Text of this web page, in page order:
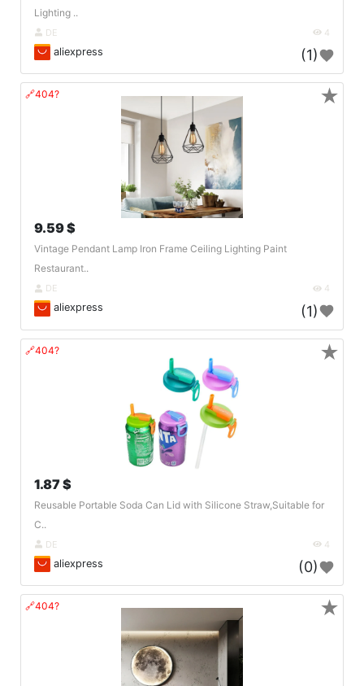
Lighting ..
DE 4
aliexpress (1)
🔗404?
9.59 $
Vintage Pendant Lamp Iron Frame Ceiling Lighting Paint
Restaurant..
DE 4
aliexpress (1)
★
🔗404?
1.87 $
Reusable Portable Soda Can Lid with Silicone Straw,Suitable for
C..
DE 4
aliexpress (0)
★
🔗404? ★